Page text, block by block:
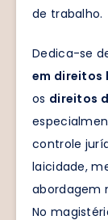
de trabalho.
Dedica-se
em direitos
os direitos
controle
laicidade,
abordagem
No